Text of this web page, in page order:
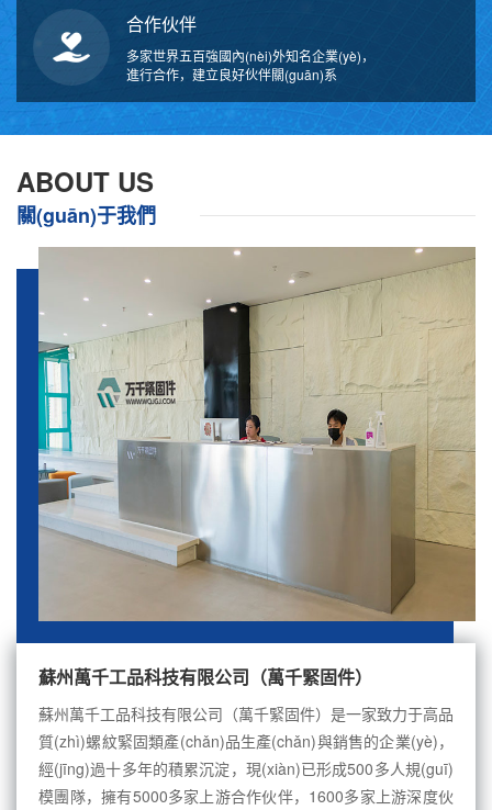
合作伙伴
多家世界五百強國內(nèi)外知名企業(yè)，
進行合作，建立良好伙伴關(guān)系
ABOUT US
關(guān)于我們
蘇州萬千工品科技有限公司（萬千緊固件）
蘇州萬千工品科技有限公司（萬千緊固件）是一家致力于高品
質(zhì)螺紋緊固類產(chǎn)品生產(chǎn)與銷售的企業(yè)，
經(jīng)過十多年的積累沉淀，現(xiàn)已形成500多人規(guī)
模團隊，擁有5000多家上游合作伙伴，1600多家上游深度伙